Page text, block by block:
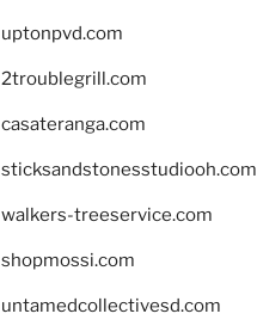
uptonpvd.com
2troublegrill.com
casateranga.com
sticksandstonesstudiooh.com
walkers-treeservice.com
shopmossi.com
untamedcollectivesd.com